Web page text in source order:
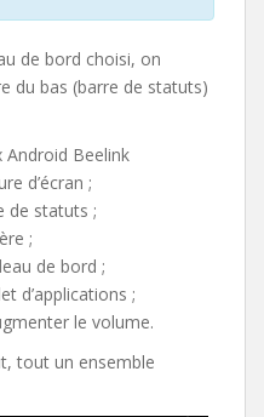
de bord choisi, on
du bas (barre de statuts)
Android Beelink
d’écran ;
de statuts ;
;
de bord ;
d’applications ;
le volume.
tout un ensemble